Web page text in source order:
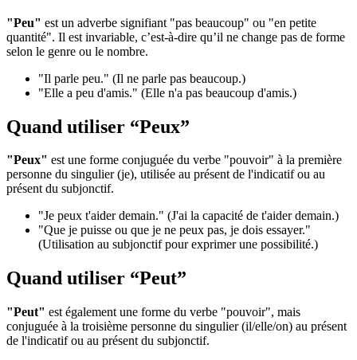
"Peu" est un adverbe signifiant "pas beaucoup" ou "en petite
quantité". Il est invariable, c’est-à-dire qu’il ne change pas de forme
selon le genre ou le nombre.
"Il parle peu." (Il ne parle pas beaucoup.)
"Elle a peu d'amis." (Elle n'a pas beaucoup d'amis.)
Quand utiliser “Peux”
"Peux" est une forme conjuguée du verbe "pouvoir" à la première
personne du singulier (je), utilisée au présent de l'indicatif ou au
présent du subjonctif.
"Je peux t'aider demain." (J'ai la capacité de t'aider demain.)
"Que je puisse ou que je ne peux pas, je dois essayer."
(Utilisation au subjonctif pour exprimer une possibilité.)
Quand utiliser “Peut”
"Peut" est également une forme du verbe "pouvoir", mais
conjuguée à la troisième personne du singulier (il/elle/on) au présent
de l'indicatif ou au présent du subjonctif.